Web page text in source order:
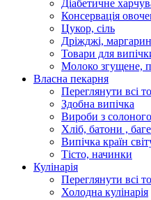
Діабетичне
Консервація
Цукор, сіль
Дріжджі, маргарин
Товари для
Молоко згущене,
Власна пекарня
Переглянути всі
Здобна випічка
Вироби з солоного
Хліб, батони ,
Випічка країн
Тісто, начинки
Кулінарія
Переглянути всі
Холодна кулінарія